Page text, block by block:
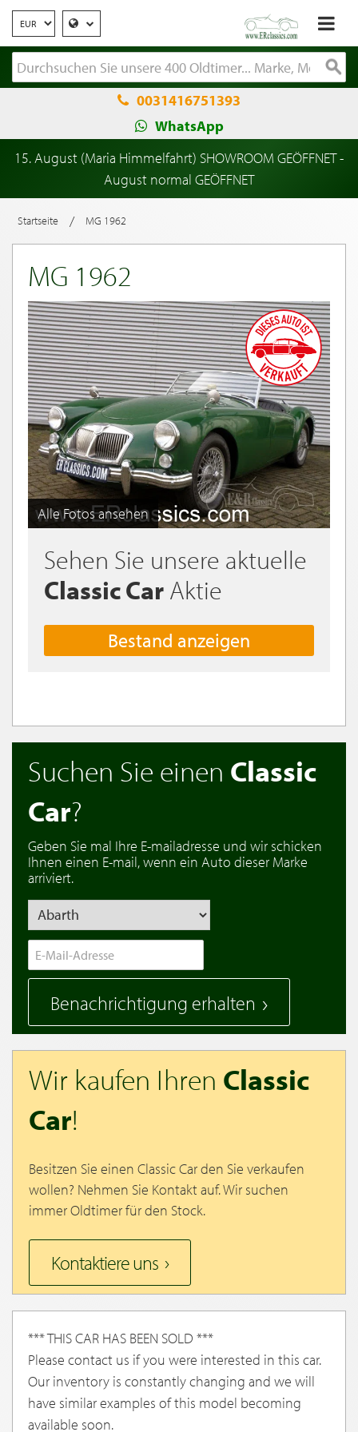
0031416751393
WhatsApp
15. August (Maria Himmelfahrt) SHOWROOM GEÖFFNET -
August normal GEÖFFNET
Startseite / MG 1962
MG 1962
Alle Fotos ansehen
Sehen Sie unsere aktuelle
Classic Car Aktie
Bestand anzeigen
Suchen Sie einen Classic
Car?
Geben Sie mal Ihre E-mailadresse und wir schicken
Ihnen einen E-mail, wenn ein Auto dieser Marke
arriviert.
Benachrichtigung erhalten
Wir kaufen Ihren Classic
Car!
Besitzen Sie einen Classic Car den Sie verkaufen
wollen? Nehmen Sie Kontakt auf. Wir suchen
immer Oldtimer für den Stock.
Kontaktiere uns
*** THIS CAR HAS BEEN SOLD ***
Please contact us if you were interested in this car.
Our inventory is constantly changing and we will
have similar examples of this model becoming
available soon.